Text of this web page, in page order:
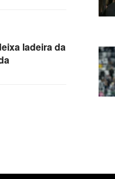
ladeira da